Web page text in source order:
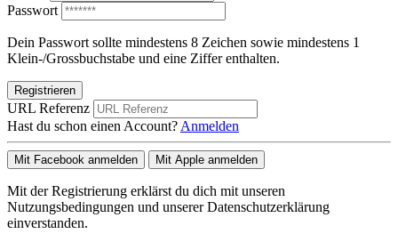
Passwort
Dein Passwort sollte mindestens 8 Zeichen sowie mindestens 1
Klein-/Grossbuchstabe und eine Ziffer enthalten.
Registrieren
URL Referenz
Hast du schon einen Account? Anmelden
Mit Facebook anmelden Mit Apple anmelden
Mit der Registrierung erklärst du dich mit unseren
Nutzungsbedingungen und unserer Datenschutzerklärung
einverstanden.